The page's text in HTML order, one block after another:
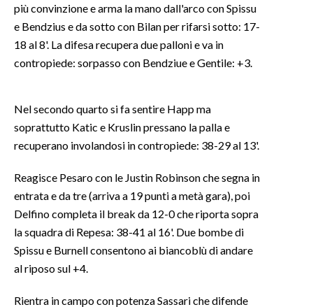
GOSSIP
SALUTE
SARDI NEL MONDO
NOTIZIE
3 MINUTI CON
INSULARITÀ
più convinzione e arma la mano dall'arco con Spissu
e Bendzius e da sotto con Bilan per rifarsi sotto: 17-
18 al 8'. La difesa recupera due palloni e va in
contropiede: sorpasso con Bendziue e Gentile: +3.
Nel secondo quarto si fa sentire Happ ma
soprattutto Katic e Kruslin pressano la palla e
recuperano involandosi in contropiede: 38-29 al 13'.
Reagisce Pesaro con le Justin Robinson che segna in
entrata e da tre (arriva a 19 punti a metà gara), poi
Delfino completa il break da 12-0 che riporta sopra
la squadra di Repesa: 38-41 al 16'. Due bombe di
Spissu e Burnell consentono ai biancoblù di andare
al riposo sul +4.
Rientra in campo con potenza Sassari che difende